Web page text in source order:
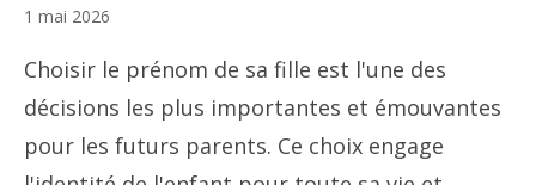
1 mai 2026
Choisir le prénom de sa fille est l'une des
décisions les plus importantes et émouvantes
pour les futurs parents. Ce choix engage